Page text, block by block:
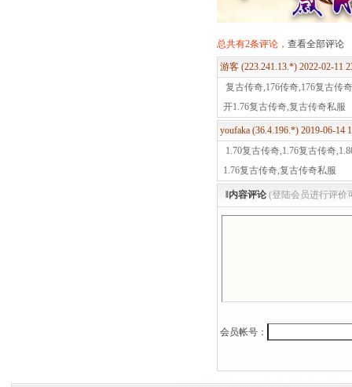
总共有2条评论， 查看全部评论
游客 (223.241.13.*) 2022-02-11
复古传奇,176传奇,176复古传
开1.76复古传奇,复古传奇私服
youfaka (36.4.196.*) 2019-06-14
1.70复古传奇,1.76复古传奇
1.76复古传奇,复古传奇私服
‖内容评论 (登陆会员进行评价
会员帐号：